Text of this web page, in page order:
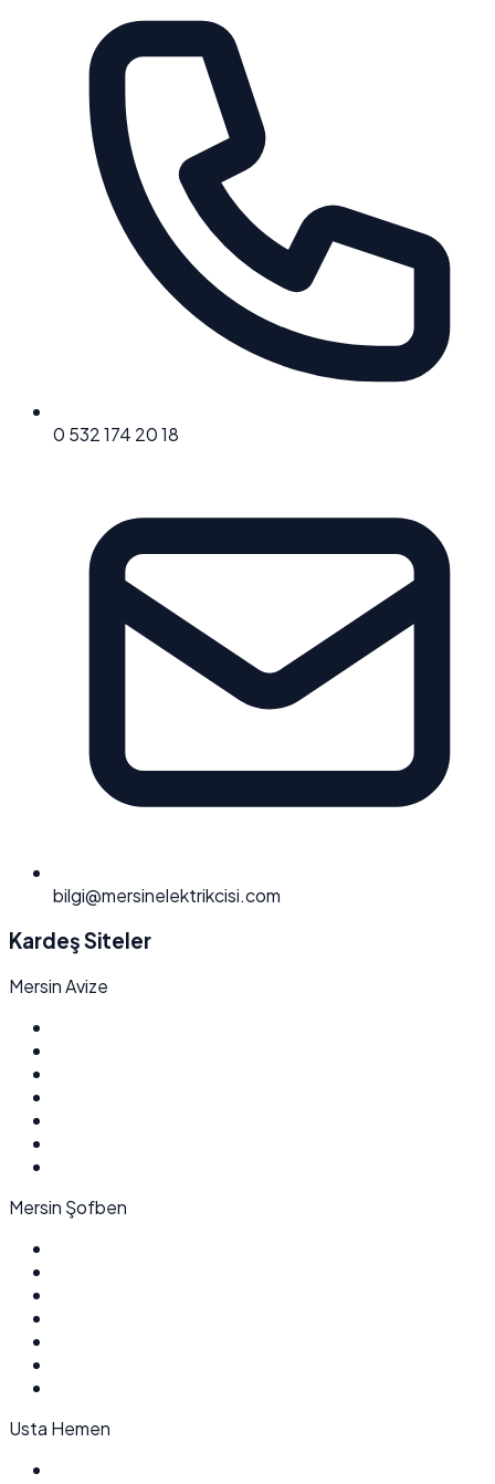
0 532 174 20 18
bilgi@mersinelektrikcisi.com
Kardeş Siteler
Mersin Avize
Mersin Şofben
Usta Hemen